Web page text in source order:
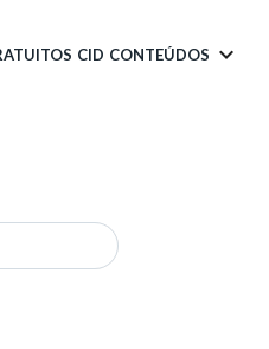
CID CONTEÚDOS